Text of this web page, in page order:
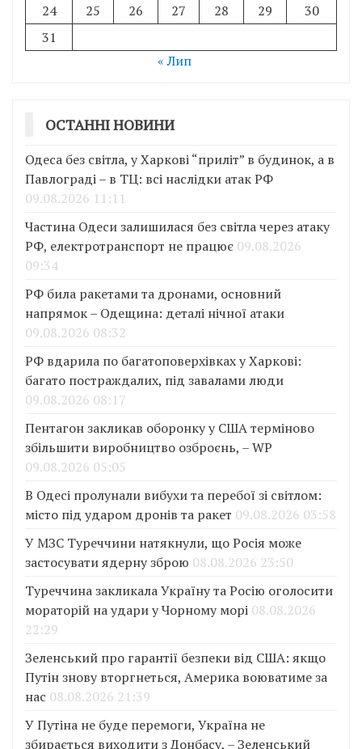
24
25 26 27 28 29
30
31
« Лип
ОСТАННІ НОВИНИ
Одеса без світла, у Харкові “приліт” в будинок, а в
Павлограді – в ТЦ: всі наслідки атак РФ
09.08.2026 11:11
Частина Одеси залишилася без світла через атаку
РФ, електротранспорт не працює 09.08.2026
09:34
РФ била ракетами та дронами, основний
напрямок – Одещина: деталі нічної атаки
09.08.2026 08:32
РФ вдарила по багатоповерхівках у Харкові:
багато постраждалих, під завалами люди
09.08.2026 08:17
Пентагон закликав оборонку у США терміново
збільшити виробництво озброєнь, – WP
09.08.2026 05:05
В Одесі пролунали вибухи та перебої зі світлом:
місто під ударом дронів та ракет 09.08.2026 03:58
У МЗС Туреччини натякнули, що Росія може
застосувати ядерну зброю 08.08.2026 23:50
Туреччина закликала Україну та Росію оголосити
мораторій на удари у Чорному морі 08.08.2026
22:29
Зеленський про гарантії безпеки від США: якщо
Путін знову вторгнеться, Америка воюватиме за
нас 08.08.2026 21:39
У Путіна не буде перемоги, Україна не
збирається виходити з Донбасу, – Зеленський